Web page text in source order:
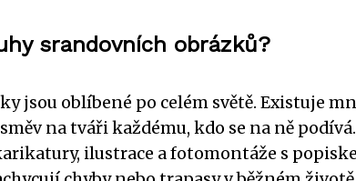
srandovních obrázků?
jsou oblíbené po celém světě. Existuje
na tváři každému, kdo se na ně
ilustrace a fotomontáže s